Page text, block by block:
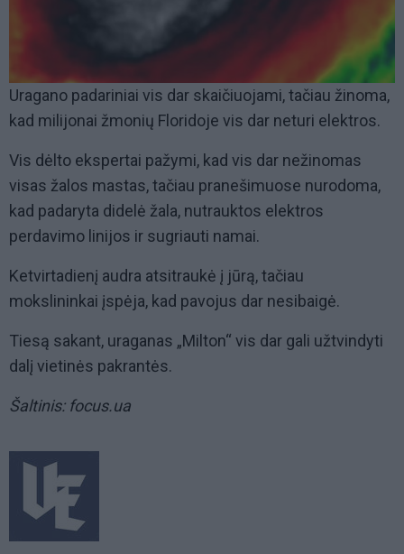
Uragano padariniai vis dar skaičiuojami, tačiau žinoma,
kad milijonai žmonių Floridoje vis dar neturi elektros.
Vis dėlto ekspertai pažymi, kad vis dar nežinomas
visas žalos mastas, tačiau pranešimuose nurodoma,
kad padaryta didelė žala, nutrauktos elektros
perdavimo linijos ir sugriauti namai.
Ketvirtadienį audra atsitraukė į jūrą, tačiau
mokslininkai įspėja, kad pavojus dar nesibaigė.
Tiesą sakant, uraganas „Milton“ vis dar gali užtvindyti
dalį vietinės pakrantės.
Šaltinis: focus.ua